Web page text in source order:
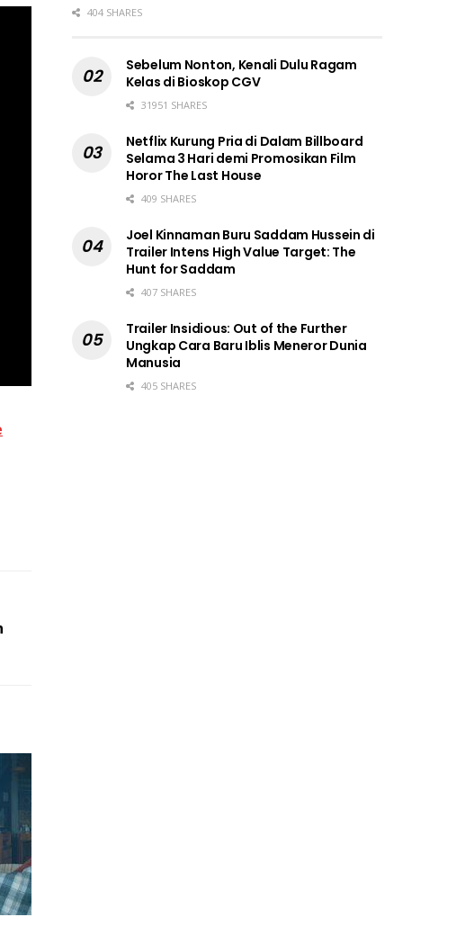
404 SHARES
Sebelum Nonton, Kenali Dulu Ragam
Kelas di Bioskop CGV
31951 SHARES
Netflix Kurung Pria di Dalam Billboard
Selama 3 Hari demi Promosikan Film
Horor The Last House
409 SHARES
Joel Kinnaman Buru Saddam Hussein di
Trailer Intens High Value Target: The
Hunt for Saddam
407 SHARES
Trailer Insidious: Out of the Further
Ungkap Cara Baru Iblis Meneror Dunia
Manusia
405 SHARES